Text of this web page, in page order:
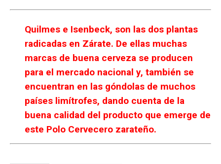
Quilmes e Isenbeck, son las dos plantas
radicadas en Zárate. De ellas muchas
marcas de buena cerveza se producen
para el mercado nacional y, también se
encuentran en las góndolas de muchos
países limítrofes, dando cuenta de la
buena calidad del producto que emerge de
este Polo Cervecero zarateño.